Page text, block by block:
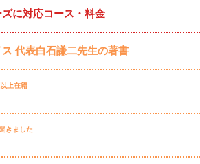
に対応コース・料金
代表白石謙二先生の著書
上在籍
きました